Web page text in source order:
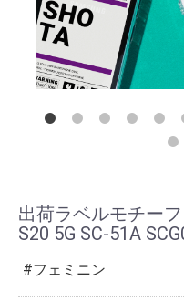
出荷ラベルモチー
S20 5G SC-51A
フェミニン